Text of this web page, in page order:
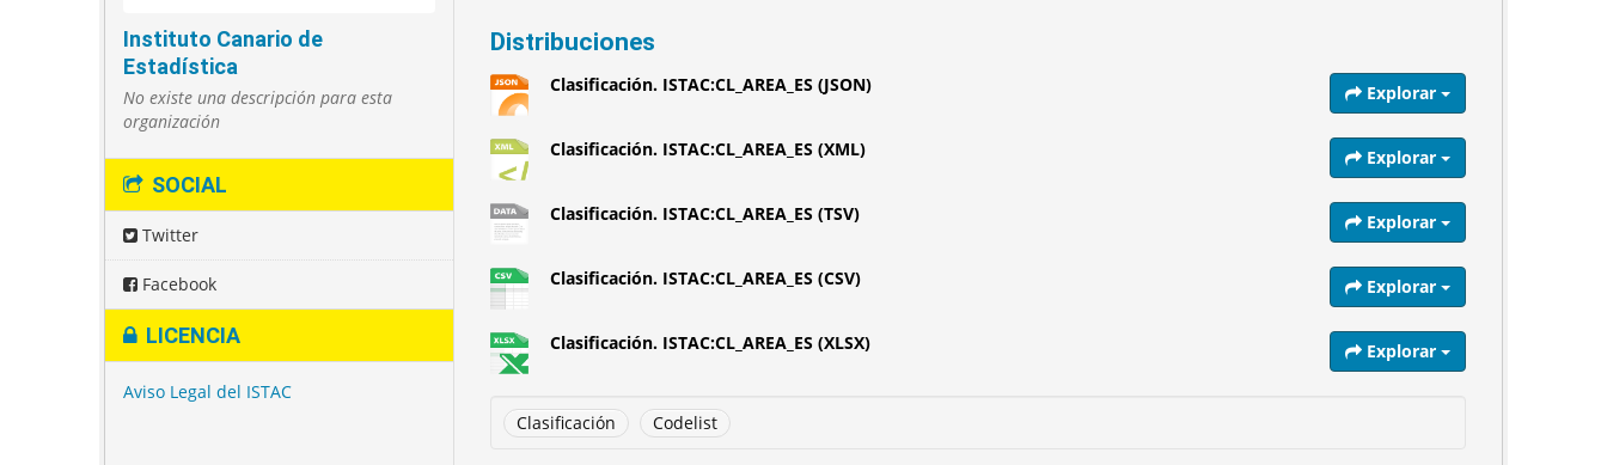
Instituto Canario de
Estadística
No existe una descripción para esta
organización
SOCIAL
Twitter
Facebook
LICENCIA
Aviso Legal del ISTAC
Distribuciones
Clasificación. ISTAC:CL_AREA_ES (JSON) Explorar
Clasificación. ISTAC:CL_AREA_ES (XML) Explorar
Clasificación. ISTAC:CL_AREA_ES (TSV) Explorar
Clasificación. ISTAC:CL_AREA_ES (CSV) Explorar
Clasificación. ISTAC:CL_AREA_ES (XLSX) Explorar
Clasificación Codelist